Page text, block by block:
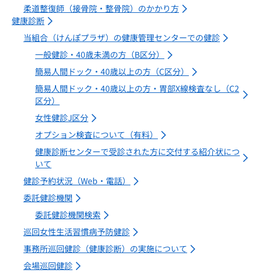
柔道整復師（接骨院・整骨院）のかかり方
健康診断
当組合（けんぽプラザ）の健康管理センターでの健診
一般健診・40歳未満の方（B区分）
簡易人間ドック・40歳以上の方（C区分）
簡易人間ドック・40歳以上の方・胃部X線検査なし（C2
区分）
女性健診J区分
オプション検査について（有料）
健康診断センターで受診された方に交付する紹介状につ
いて
健診予約状況（Web・電話）
委託健診機関
委託健診機関検索
巡回女性生活習慣病予防健診
事務所巡回健診（健康診断）の実施について
会場巡回健診